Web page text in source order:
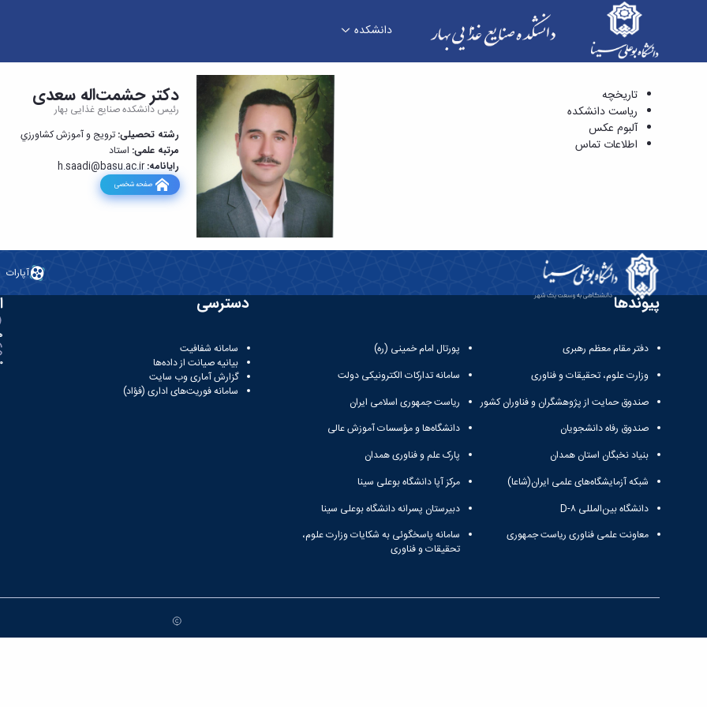
دانشکده
ریاست دانشکده - دانشکده صنایع غذایی بهار
تاریخچه
ریاست دانشکده
آلبوم عکس
اطلاعات تماس
دکتر حشمت‌اله سعدی
رئیس دانشکده صنایع غذایی بهار
رشته تحصیلی: ترويج و آموزش كشاورزي
مرتبه علمی: استاد
رایانامه: h.saadi@basu.ac.ir
صفحه شخصی
آپارات
پیوندها
دفتر مقام معظم رهبری
وزارت علوم، تحقیقات و فناوری
صندوق حمایت از پژوهشگران و فناوران کشور
صندوق رفاه دانشجویان
بنیاد نخبگان استان همدان
شبکه آزمایشگاه‌های علمی ایران(شاعا)
دانشگاه بین‌المللی D-۸
معاونت علمی فناوری ریاست جمهوری
پورتال امام خمینی (ره)
سامانه تدارکات الکترونیکی دولت
ریاست جمهوری اسلامی ایران
دانشگاه‌ها و مؤسسات آموزش عالی
پارک علم و فناوری همدان
مرکز آپا دانشگاه بوعلی سینا
دبیرستان پسرانه دانشگاه بوعلی سینا
سامانه پاسخگوئی به شکایات وزارت علوم،
تحقیقات و فناوری
دسترسی
سامانه شفافیت
بیانیه صیانت از داده‌ها
گزارش آماری وب‌ سایت
سامانه فوریت‌های اداری (فؤاد)